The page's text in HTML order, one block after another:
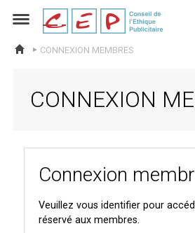
cep
ACCUEIL
CONNEXION MEMBRES
CONNEXION
Connexion
Veuillez vous identifier pour
réservé aux membres.